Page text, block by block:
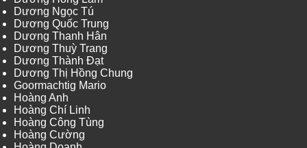
Dương Ngọc Tú
Dương Quốc Trung
Dương Thanh Hân
Dương Thuỳ Trang
Dương Thành Đạt
Dương Thị Hồng Chung
Goormachtig Mario
Hoàng Anh
Hoàng Chí Linh
Hoàng Công Tùng
Hoàng Cường